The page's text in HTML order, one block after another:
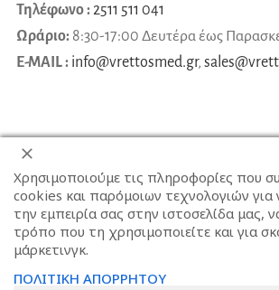
Τηλέφωνο :2511 511 041
Ωράριο: 8:30-17:00 Δευτέρα έως
E-MAIL : info@vrettosmed.gr, sales@
Χρησιμοποιούμε τις πληροφορίες που
cookies και παρόμοιων τεχνολογιών για
την εμπειρία σας στην ιστοσελίδα μας,
τρόπο που τη χρησιμοποιείτε και για
μάρκετινγκ.
ΠΟΛΙΤΙΚΗ ΑΠΟΡΡΗΤΟΥ